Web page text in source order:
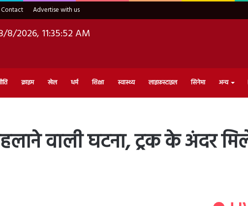
Contact Advertise with us
8/2026, 11:35:53 AM
क्राइम खेल धर्म शिक्षा स्वास्थ्य लाइफ़स्टाइल सिनेमा अन्य
वाली घटना, ट्रक के अंदर